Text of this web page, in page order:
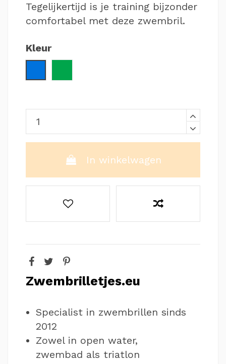
Tegelijkertijd is je training bijzonder
comfortabel met deze zwembril.
Kleur
In winkelwagen
Zwembrilletjes.eu
Specialist in zwembrillen sinds
2012
Zowel in open water,
zwembad als triatlon